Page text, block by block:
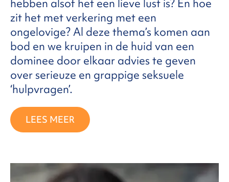
hebben alsof het een lieve lust is? En hoe
zit het met verkering met een
ongelovige? Al deze thema’s komen aan
bod en we kruipen in de huid van een
dominee door elkaar advies te geven
over serieuze en grappige seksuele
‘hulpvragen’.
LEES MEER